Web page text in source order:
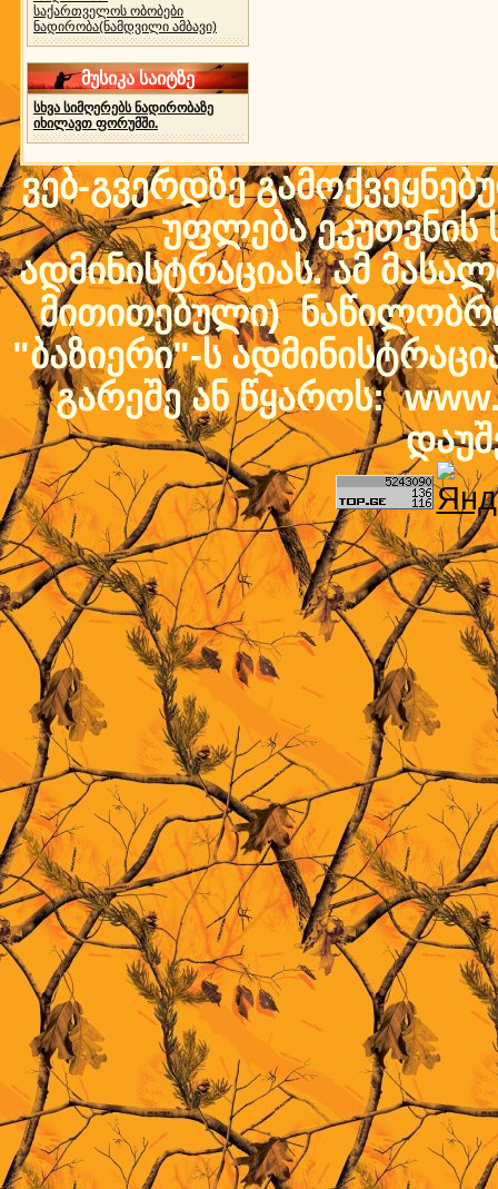
საქართველოს ობობები
ნადირობა(ნამდვილი ამბავი)
მუსიკა საიტზე
სხვა სიმღერებს ნადირობაზე
იხილავთ ფორუმში.
ვებ-გვერდზე
უფლება ეკუთვნის
ადმინისტრაციას. ამ
მითითებული)
"ბაზიერი"-ს
გარეშე ან წყაროს: